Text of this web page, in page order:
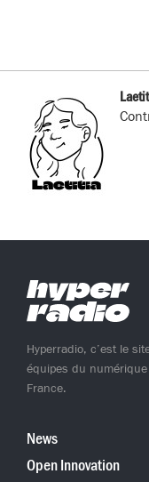
Hyperradio, c’est le
équipes du
France.
News
Open Innovation